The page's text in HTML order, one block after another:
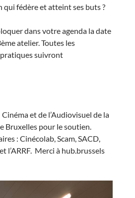
fédère et atteint ses buts ?
dans votre agenda la date
atelier. Toutes les
suivront
et de l’Audiovisuel de la
Bruxelles pour le soutien.
: Cinécolab, Scam, SACD,
l’ARRF. Merci à hub.brussels